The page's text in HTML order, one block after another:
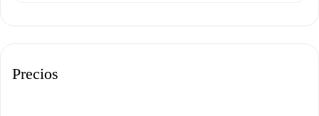
Precios